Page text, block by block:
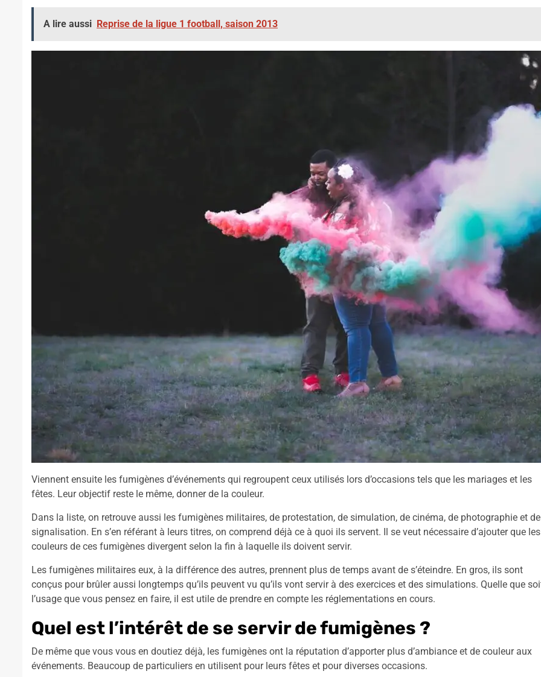
A lire aussi Reprise de la ligue 1 football, saison 2013
Viennent ensuite les fumigènes d’événements qui regroupent ceux utilisés lors d’occasions tels que les mariages et les
fêtes. Leur objectif reste le même, donner de la couleur.
Dans la liste, on retrouve aussi les fumigènes militaires, de protestation, de simulation, de cinéma, de photographie et de
signalisation. En s’en référant à leurs titres, on comprend déjà ce à quoi ils servent. Il se veut nécessaire d’ajouter que les
couleurs de ces fumigènes divergent selon la fin à laquelle ils doivent servir.
Les fumigènes militaires eux, à la différence des autres, prennent plus de temps avant de s’éteindre. En gros, ils sont
conçus pour brûler aussi longtemps qu’ils peuvent vu qu’ils vont servir à des exercices et des simulations. Quelle que
l’usage que vous pensez en faire, il est utile de prendre en compte les réglementations en cours.
Quel est l’intérêt de se servir de fumigènes ?
De même que vous vous en doutiez déjà, les fumigènes ont la réputation d’apporter plus d’ambiance et de couleur aux
événements. Beaucoup de particuliers en utilisent pour leurs fêtes et pour diverses occasions.